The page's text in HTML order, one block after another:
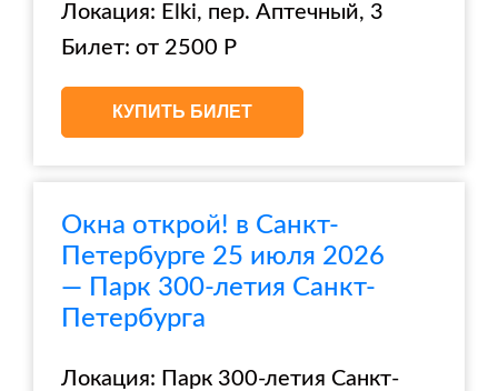
Локация: Elki, пер. Аптечный, 3
Билет: от 2500 Р
КУПИТЬ БИЛЕТ
Окна открой! в Санкт-
Петербурге 25 июля 2026
— Парк 300-летия Санкт-
Петербурга
Локация: Парк 300-летия Санкт-